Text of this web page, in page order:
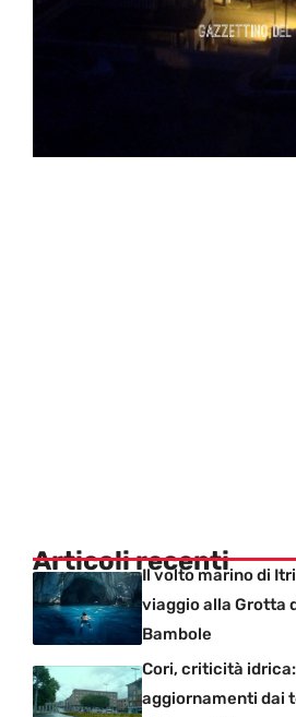
Articoli recenti
Il volto marino di
viaggio alla Grotta
Bambole
Cori, criticità idrica:
aggiornamenti dai